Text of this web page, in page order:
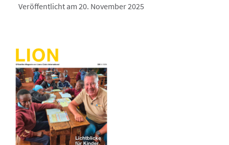
Veröffentlicht am 20. November 2025